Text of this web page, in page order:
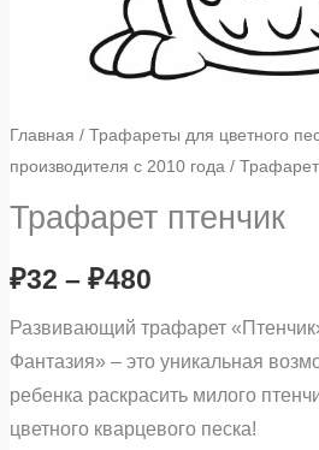
Главная /Трафареты для цветного
производителя с 2010 года /
Трафарет птенчик
₽32 – ₽480
Развивающий трафарет
Фантазия» – это уникальная
ребенка раскрасить милого
цветного кварцевого песка!